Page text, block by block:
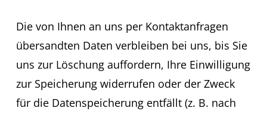
Die von Ihnen an uns per Kontaktanfragen
übersandten Daten verbleiben bei uns, bis Sie
uns zur Löschung auffordern, Ihre Einwilligung
zur Speicherung widerrufen oder der Zweck
für die Datenspeicherung entfällt (z. B. nach